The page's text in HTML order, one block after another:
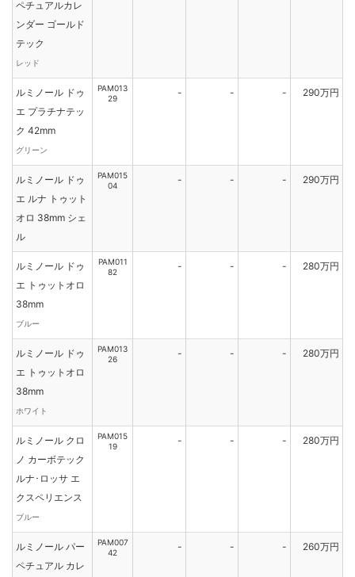
ペチュアルカレ
ンダー ゴールド
テック
レッド
ルミノール ドゥ
エ プラチナテッ
ク 42mm
グリーン
PAM013
29
- - - 290万円
ルミノール ドゥ
エ ルナ トゥット
オロ 38mm シェ
ル
PAM015
04
- - - 290万円
ルミノール ドゥ
エ トゥットオロ
38mm
ブルー
PAM011
82
- - - 280万円
ルミノール ドゥ
エ トゥットオロ
38mm
ホワイト
PAM013
26
- - - 280万円
ルミノール クロ
ノ カーボテック
ルナ･ロッサ エ
クスペリエンス
ブルー
PAM015
19
- - - 280万円
ルミノール パー
ペチュアル カレ
PAM007
42
- - - 260万円